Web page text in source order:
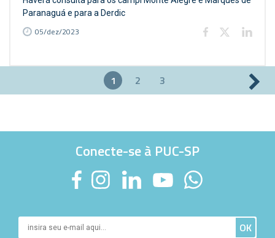
Paranaguá e para a Derdic
05/dez/2023
Páginas 1 2 3
Conecte-se à PUC-SP